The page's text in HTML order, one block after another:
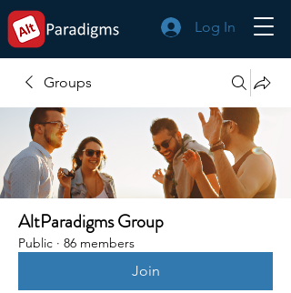
Log In
Groups
AltParadigms Group
Public · 86 members
Join